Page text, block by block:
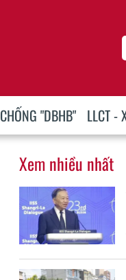
CHỐNG "DBHB" LLCT -
Xem nhiều nhất